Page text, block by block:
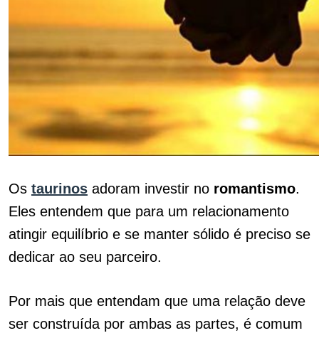
Os taurinos adoram investir no romantismo.
Eles entendem que para um relacionamento
atingir equilíbrio e se manter sólido é preciso se
dedicar ao seu parceiro.
Por mais que entendam que uma relação deve
ser construída por ambas as partes, é comum